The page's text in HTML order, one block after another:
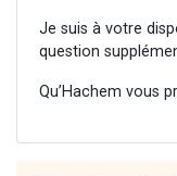
Je suis à votre
question
Qu’Hachem vous